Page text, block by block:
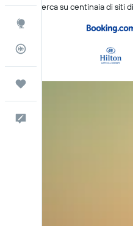
Trips
KAYAK cerca su centinaia di siti